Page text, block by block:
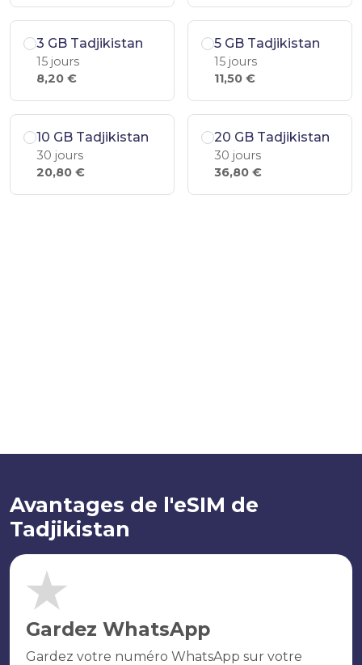
3 GB Tadjikistan
15 jours
8,20 €
5 GB Tadjikistan
15 jours
11,50 €
10 GB Tadjikistan
30 jours
20,80 €
20 GB Tadjikistan
30 jours
36,80 €
Avantages de l'eSIM de
Tadjikistan
Gardez WhatsApp
Gardez votre numéro WhatsApp sur votre